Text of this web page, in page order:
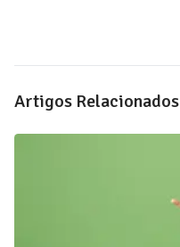
Artigos Relacionados